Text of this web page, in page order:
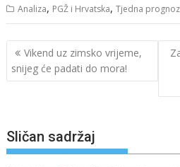
Analiza, PGŽ i Hrvatska,Tjedna
Navigacija
objava
Vikend uz zimsko vrijeme,
snijeg će padati do mora!
Sličan sadržaj